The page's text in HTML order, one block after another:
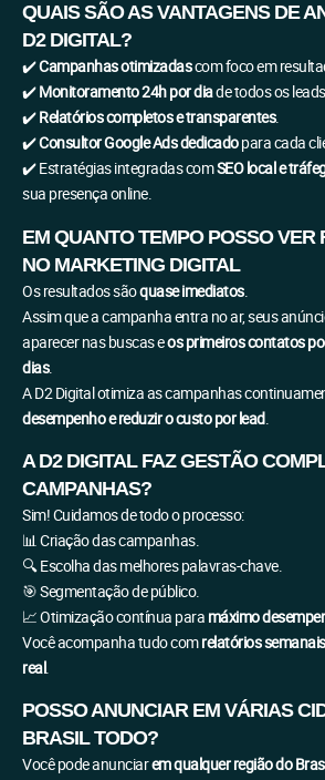
QUAIS SÃO AS VANTAGENS DE
D2 DIGITAL?
✔️Campanhas otimizadascom foco em
✔️Monitoramento 24h por diade todos os leads.
✔️Relatórios completos e transparentes.
✔️Consultor Google Ads dedicadopara cada
✔️ Estratégias integradas comSEO local e
sua presença online.
EM QUANTO TEMPO POSSO VER
NO MARKETING DIGITAL
Os resultados sãoquase imediatos.
Assim que a campanha entra no ar, seus
aparecer nas buscas eos primeiros contatos
dias.
A D2 Digital otimiza as campanhas
desempenho e reduzir o custo por lead.
A D2 DIGITAL FAZ GESTÃO
CAMPANHAS?
Sim! Cuidamos de todo o processo:
📊 Criação das campanhas.
🔍 Escolha das melhores palavras-chave.
🎯 Segmentação de público.
📈 Otimização contínua para máximo
Você acompanha tudo comrelatórios
real
POSSO ANUNCIAR EM VÁRIAS
BRASIL TODO?
Você pode anunciarem qualquer região do